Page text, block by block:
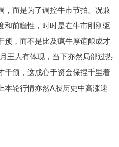
，而是为了调控牛市节拍。况兼
和前瞻性，时时是在牛市刚刚驱
预，而不是比及疯牛厚谊酿成才
王人有体现，当下亦然局部过热
干预，这成心于资金保捏千里着
本轮行情亦然A股历史中高涨速